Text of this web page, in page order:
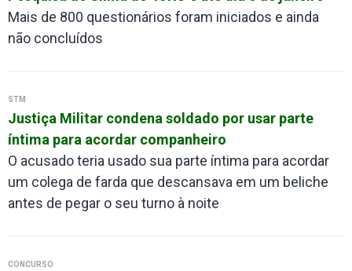
Mais de 800 questionários foram iniciados e ainda
não concluídos
STM
Justiça Militar condena soldado por usar parte
íntima para acordar companheiro
O acusado teria usado sua parte íntima para acordar
um colega de farda que descansava em um beliche
antes de pegar o seu turno à noite
CONCURSO